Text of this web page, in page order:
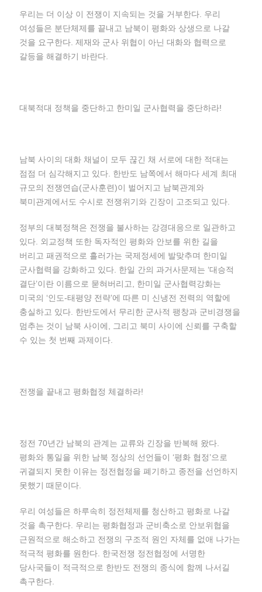
우리는 더 이상 이 전쟁이 지속되는 것을 거부한다. 우리
여성들은 분단체제를 끝내고 남북이 평화와 상생으로 나갈
것을 요구한다. 제재와 군사 위협이 아닌 대화와 협력으로
갈등을 해결하기 바란다.
대북적대 정책을 중단하고 한미일 군사협력을 중단하라!
남북 사이의 대화 채널이 모두 끊긴 채 서로에 대한 적대는
점점 더 심각해지고 있다. 한반도 남쪽에서 해마다 세계 최대
규모의 전쟁연습(군사훈련)이 벌어지고 남북관계와
북미관계에서도 수시로 전쟁위기와 긴장이 고조되고 있다.
정부의 대북정책은 전쟁을 불사하는 강경대응으로 일관하고
있다. 외교정책 또한 독자적인 평화와 안보를 위한 길을
버리고 패권적으로 흘러가는 국제정세에 발맞추며 한미일
군사협력을 강화하고 있다. 한일 간의 과거사문제는 ‘대승적
결단’이란 이름으로 묻혀버리고, 한미일 군사협력강화는
미국의 ‘인도-태평양 전략’에 따른 미 신냉전 전력의 역할에
충실하고 있다. 한반도에서 무리한 군사적 팽창과 군비경쟁을
멈추는 것이 남북 사이에, 그리고 북미 사이에 신뢰를 구축할
수 있는 첫 번째 과제이다.
전쟁을 끝내고 평화협정 체결하라!
정전 70년간 남북의 관계는 교류와 긴장을 반복해 왔다.
평화와 통일을 위한 남북 정상의 선언들이 ‘평화 협정’으로
귀결되지 못한 이유는 정전협정을 폐기하고 종전을 선언하지
못했기 때문이다.
우리 여성들은 하루속히 정전체제를 청산하고 평화로 나갈
것을 촉구한다. 우리는 평화협정과 군비축소로 안보위협을
근원적으로 해소하고 전쟁의 구조적 원인 자체를 없애 나가는
적극적 평화를 원한다. 한국전쟁 정전협정에 서명한
당사국들이 적극적으로 한반도 전쟁의 종식에 함께 나서길
촉구한다.